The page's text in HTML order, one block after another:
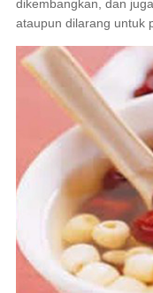
dikembangkan, dan
ataupun dilarang untuk